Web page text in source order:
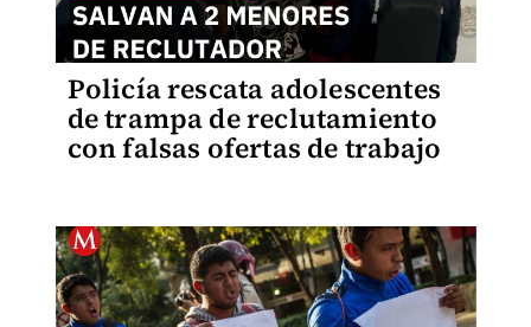
Policía rescata adolescentes
de trampa de reclutamiento
con falsas ofertas de trabajo